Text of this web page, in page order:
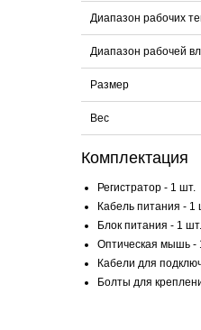
Диапазон рабочих
Диапазон рабочей
Размер
Вес
Комплектация
Регистратор - 1 шт.
Кабель питания - 1
Блок питания - 1 шт.
Оптическая мышь -
Кабели для
Болты для